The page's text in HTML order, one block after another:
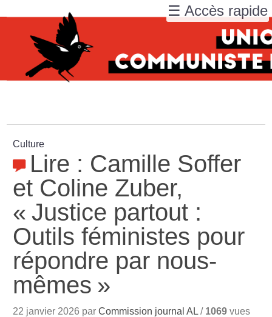
Culture
Lire : Camille Soffer
et Coline Zuber,
« Justice partout :
Outils féministes pour
répondre par nous-
mêmes »
22 janvier 2026 parCommission journal AL / 1069 vues
☰ Accès rapide